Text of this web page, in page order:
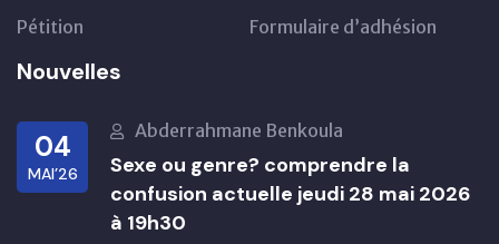
Pétition
Formulaire d’adhésion
Nouvelles
04
MAI’26
Abderrahmane Benkoula
Sexe ou genre? comprendre la
confusion actuelle jeudi 28 mai 2026
à 19h30